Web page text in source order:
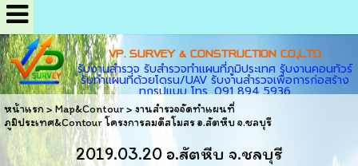
VP. SURVEY & CONSTRUCTION CO.,LTD.
รับงานสำรวจ รับสำรวจทำแผนที่ภูมิประเทศ รับงานคอนทัวร์
รับทำแผนที่ด้วยโดรน/UAV รับงานสำรวจเพื่อการก่อสร้าง
ทุกรูปแบบ โทร. 091 894 5936
หน้าแรก>Map&Contour> งานสำรวจจัดทำแผนที่
ภูมิประเทศ&Contour โครงการลมดีสโมสร อ.สัตหีบ จ.ชลบุรี
2019.03.20 อ.สัตหีบ จ.ชลบุรี